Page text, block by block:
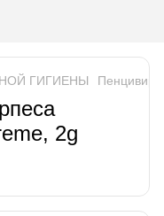
ГИГИЕНЫ Пенцивир
2g